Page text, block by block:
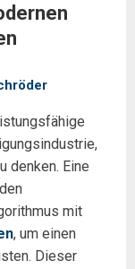
denken. Eine
mit
, um einen
Dieser